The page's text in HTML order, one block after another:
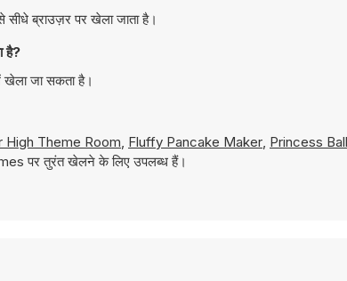
ब्राउज़र पर खेला जाता है।
है?
जा सकता है।
High Theme Room, Fluffy Pancake Maker, Princess
पर तुरंत खेलने के लिए उपलब्ध हैं।